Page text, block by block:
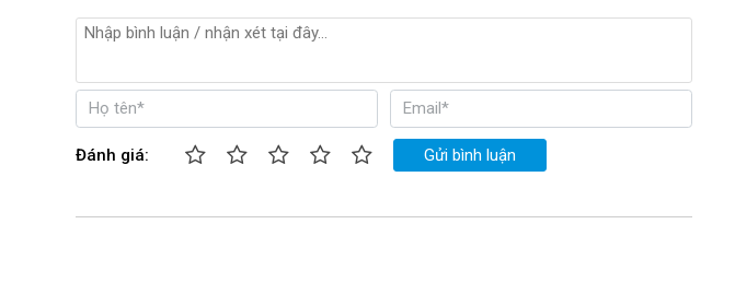
Đánh giá: Gửi bình luận